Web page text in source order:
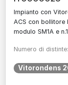
Impianto con
ACS con bollitore
modulo SM1A e
Numero di
Vitorondens